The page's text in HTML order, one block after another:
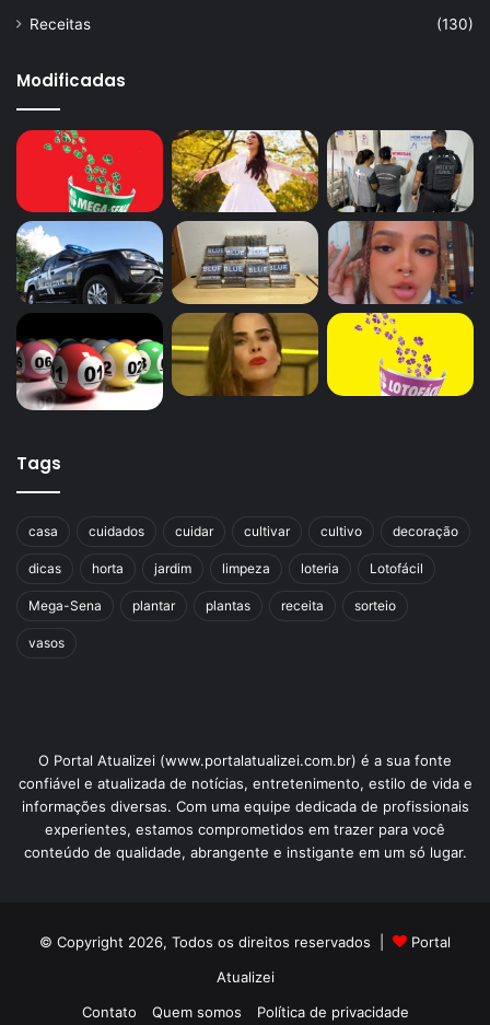
Receitas
(130)
Modificadas
Tags
casa cuidados cuidar cultivar cultivo decoração
dicas horta jardim limpeza loteria Lotofácil
Mega-Sena plantar plantas receita sorteio
vasos
O Portal Atualizei (www.portalatualizei.com.br) é a sua fonte
confiável e atualizada de notícias, entretenimento, estilo de vida e
informações diversas. Com uma equipe dedicada de profissionais
experientes, estamos comprometidos em trazer para você
conteúdo de qualidade, abrangente e instigante em um só lugar.
© Copyright 2026, Todos os direitos reservados |
Portal
Atualizei
Contato
Quem somos Política de privacidade